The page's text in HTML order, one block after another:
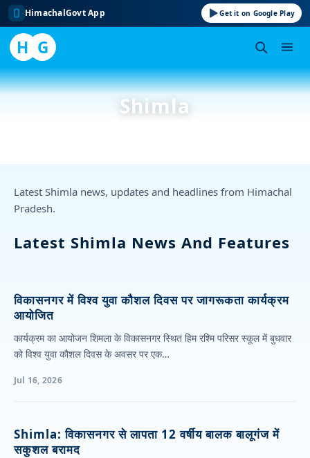
HimachalGovt App Get it on Google Play
H G
Skip
to
Shimla
Latest Shimla news, updates and headlines from Himachal
Pradesh.
Latest Shimla News And Features
विकासनगर में विश्व युवा कौशल दिवस पर जागरूकता कार्यक्रम
आयोजित
कार्यक्रम का आयोजन शिमला के विकासनगर स्थित हिम रश्मि परिसर स्कूल में बुधवार
को विश्व युवा कौशल दिवस के अवसर पर एक…
Jul 16, 2026
Shimla: विकासनगर से लापता 12 वर्षीय बालक बालूगंज में
सकुशल बरामद